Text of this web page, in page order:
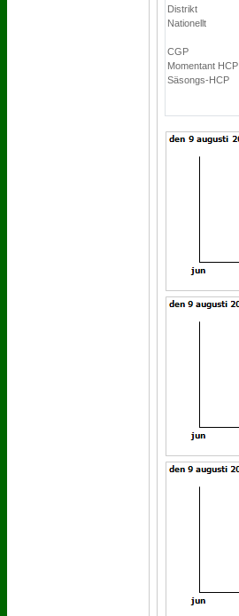
Distrikt
Nationellt
CGP
Momentant HCP
Säsongs-HCP